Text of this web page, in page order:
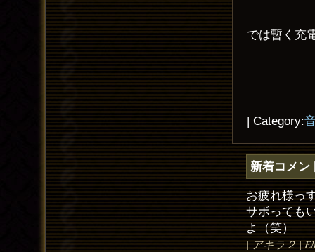
では暫く充
| Category:
新着コメン
お疲れ様っ
サボっても
よ（笑）
| アキラ２ |